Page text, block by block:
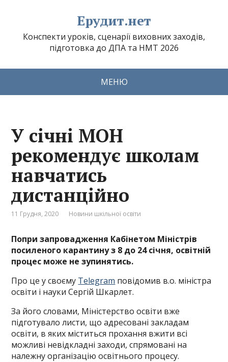
Ерудит.нет
Конспекти уроків, сценарії виховних заходів,
підготовка до ДПА та НМТ 2026
МЕНЮ
У січні МОН
рекомендує школам
навчатись
дистанційно
11 Грудня, 2020 Новини шкільної освіти
Попри запровадження Кабінетом Міністрів
посиленого карантину з 8 до 24 січня, освітній
процес може не зупинятись.
Про це у своєму Telegram повідомив в.о. міністра
освіти і науки Сергій Шкарлет.
За його словами, Міністерство освіти вже
підготувало листи, що адресовані закладам
освіти, в яких міститься прохання вжити всі
можливі невідкладні заходи, спрямовані на
належну організацію освітнього процесу.